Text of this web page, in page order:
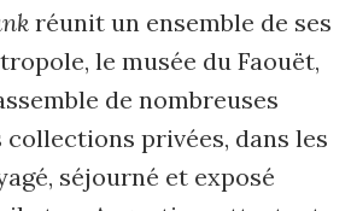
réunit un ensemble de ses
le musée du Faouët,
de nombreuses
collections privées, dans les
séjourné et exposé